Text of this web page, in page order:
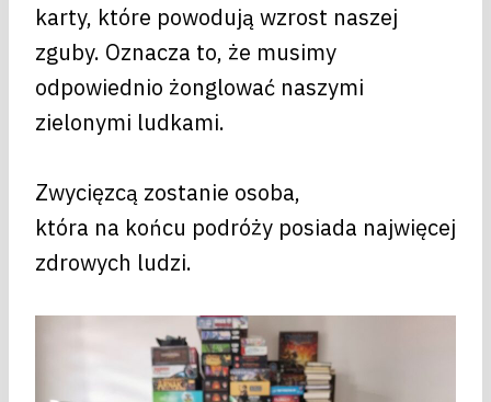
karty, które powodują wzrost naszej
zguby. Oznacza to, że musimy
odpowiednio żonglować naszymi
zielonymi ludkami.
Zwycięzcą zostanie osoba,
która na końcu podróży posiada najwięcej
zdrowych ludzi.